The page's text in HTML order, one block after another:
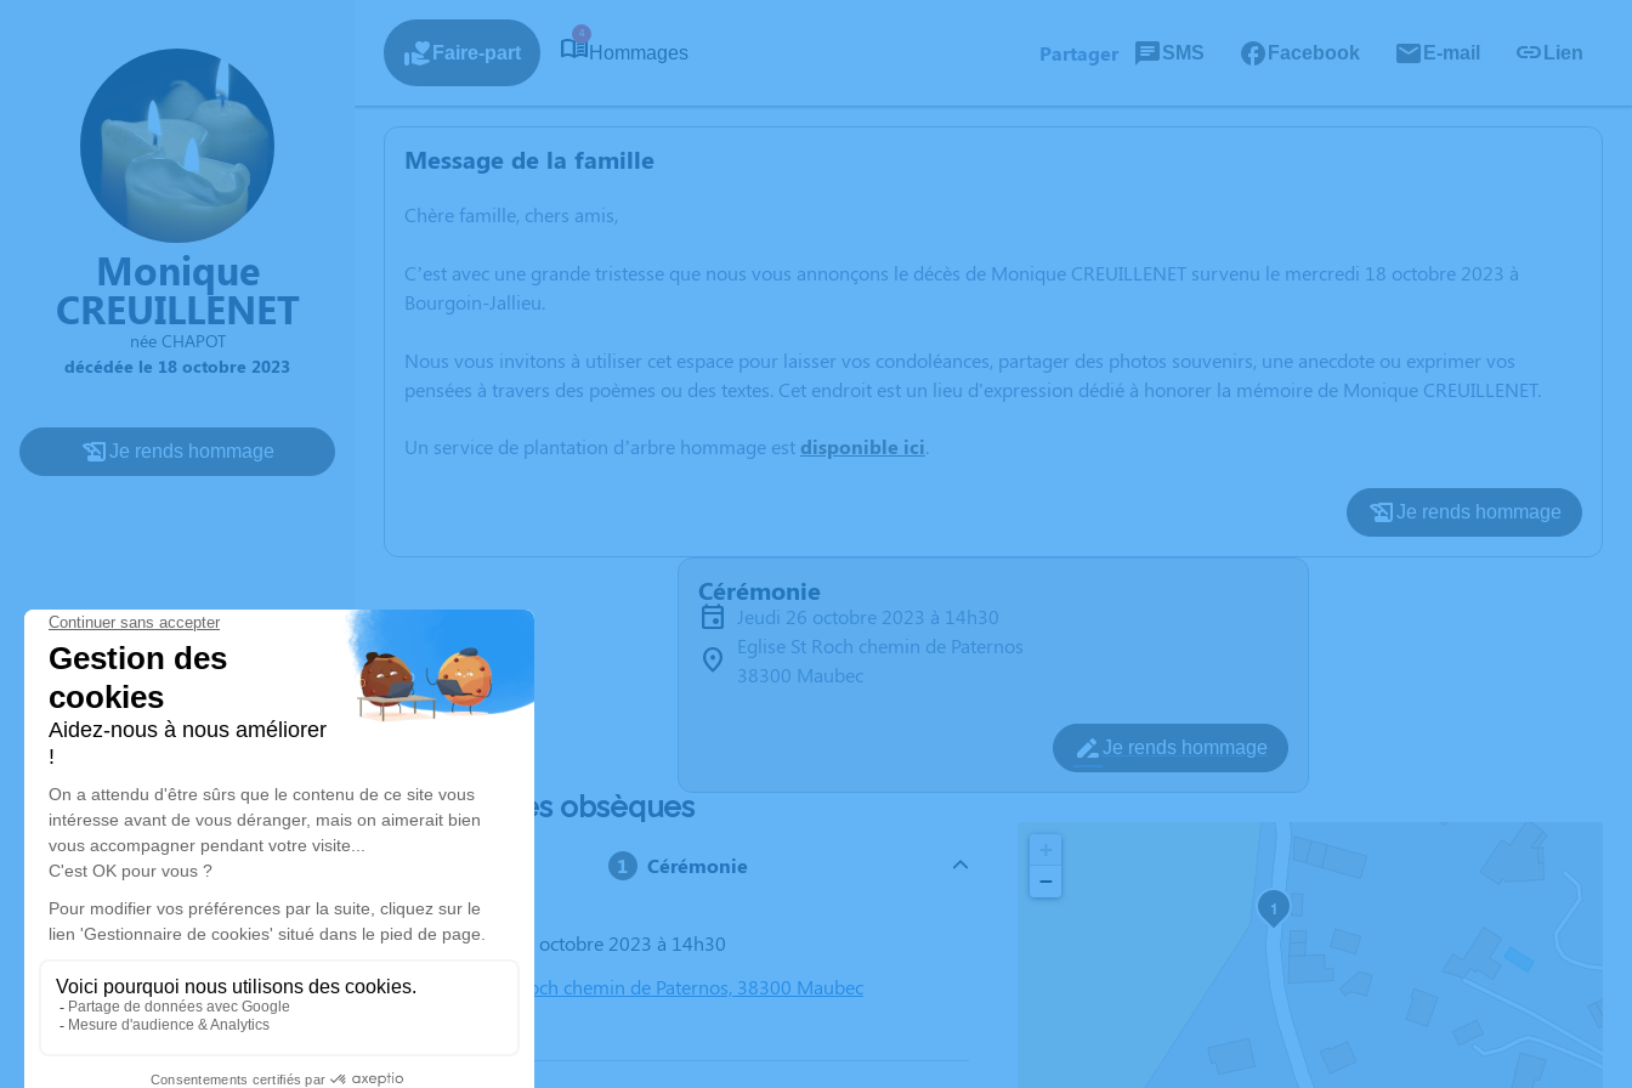
Monique
CREUILLENET
née CHAPOT
décédée le 18 octobre 2023
Je rends hommage
Faire-part
4
Hommages Partager SMS Facebook E-mail Lien
Message de la famille
Chère famille, chers amis,
C’est avec une grande tristesse que nous vous annonçons le décès de Monique CREUILLENET survenu le mercredi 18 octobre 2023 à
Bourgoin-Jallieu.
Nous vous invitons à utiliser cet espace pour laisser vos condoléances, partager des photos souvenirs, une anecdote ou exprimer vos
pensées à travers des poèmes ou des textes. Cet endroit est un lieu d'expression dédié à honorer la mémoire de Monique CREUILLENET.
Un service de plantation d’arbre hommage est disponible ici.
Je rends hommage
Cérémonie
jeudi 26 octobre 2023 à 14h30
Eglise St Roch chemin de Paternos
38300 Maubec
Je rends hommage
Déroulé des obsèques
Cérémonie
Le jeudi 26 octobre 2023 à 14h30
Eglise St Roch chemin de Paternos, 38300 Maubec
1
−